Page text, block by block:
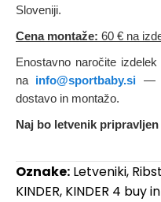
Sloveniji.
Cena montaže: 60 € na
Enostavno naročite
na info@sportbaby.si
—
dostavo in montažo.
Naj bo letvenik
Oznake: Letveniki,
KINDER, KINDER 4 buy